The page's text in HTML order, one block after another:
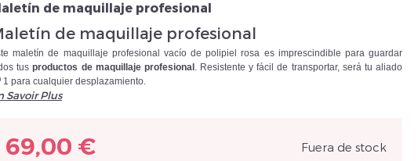
de maquillaje profesional
de maquillaje profesional
maletín de maquillaje profesional vacío de polipiel rosa es imprescindible para guardar
tusproductos de maquillaje profesional . Resistente y fácil de transportar, será tu aliado
1 para cualquier desplazamiento.
Savoir Plus
69,00 € Fuera de stock